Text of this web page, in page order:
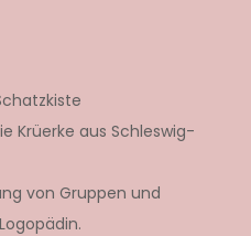
Krüerke aus Schleswig-
von Gruppen und